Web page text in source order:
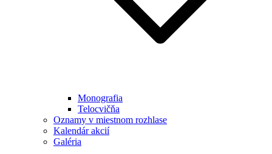
Monografia
Telocvičňa
Oznamy v miestnom rozhlase
Kalendár akcií
Galéria